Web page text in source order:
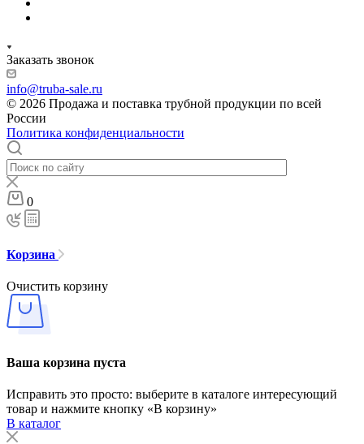
Заказать звонок
info@truba-sale.ru
© 2026 Продажа и поставка трубной продукции по всей
России
Политика конфиденциальности
0
Корзина
Очистить корзину
Ваша корзина пуста
Исправить это просто: выберите в каталоге интересующий
товар и нажмите кнопку «В корзину»
В каталог